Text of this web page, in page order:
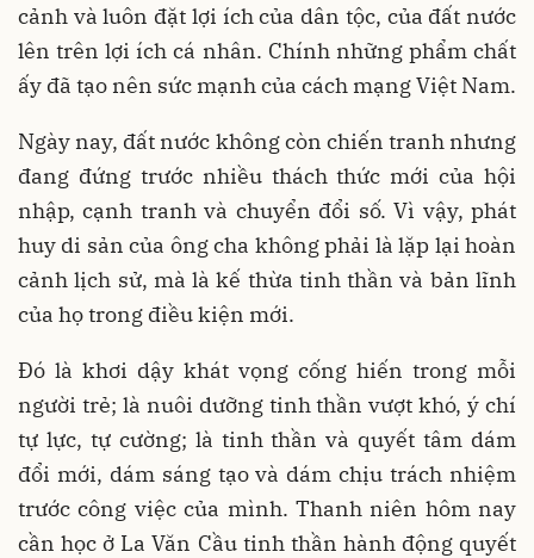
cảnh và luôn đặt lợi ích của dân tộc, của đất nước
lên trên lợi ích cá nhân. Chính những phẩm chất
ấy đã tạo nên sức mạnh của cách mạng Việt Nam.
Ngày nay, đất nước không còn chiến tranh nhưng
đang đứng trước nhiều thách thức mới của hội
nhập, cạnh tranh và chuyển đổi số. Vì vậy, phát
huy di sản của ông cha không phải là lặp lại hoàn
cảnh lịch sử, mà là kế thừa tinh thần và bản lĩnh
của họ trong điều kiện mới.
Đó là khơi dậy khát vọng cống hiến trong mỗi
người trẻ; là nuôi dưỡng tinh thần vượt khó, ý chí
tự lực, tự cường; là tinh thần và quyết tâm dám
đổi mới, dám sáng tạo và dám chịu trách nhiệm
trước công việc của mình. Thanh niên hôm nay
cần học ở La Văn Cầu tinh thần hành động quyết